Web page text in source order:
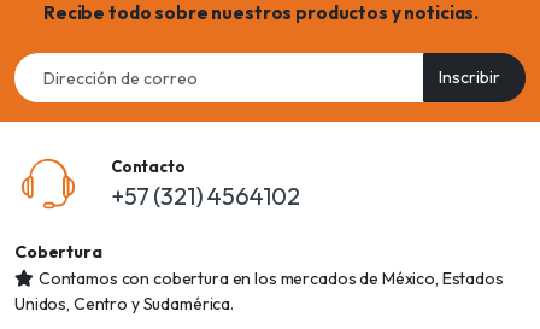
Recibe todo sobre nuestros productos y noticias.
Email
address
Inscribir
Contacto
+57 (321) 4564102
Cobertura
Contamos con cobertura en los mercados de México, Estados
Unidos, Centro y Sudamérica.